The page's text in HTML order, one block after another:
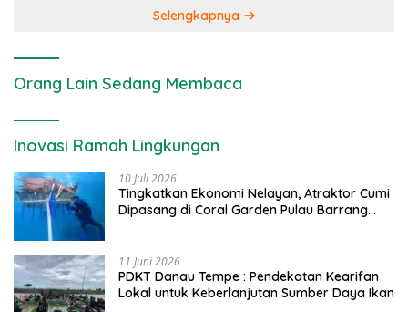
Selengkapnya
Orang Lain Sedang Membaca
Inovasi Ramah Lingkungan
10 Juli 2026
Tingkatkan Ekonomi Nelayan, Atraktor Cumi
Dipasang di Coral Garden Pulau Barrang
11 Juni 2026
PDKT Danau Tempe : Pendekatan Kearifan
Lokal untuk Keberlanjutan Sumber Daya Ikan